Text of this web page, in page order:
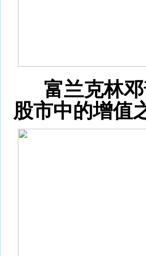
富兰克林
股市中的增值